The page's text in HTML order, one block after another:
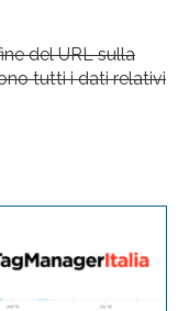
del URL sulla
tutti i dati relativi